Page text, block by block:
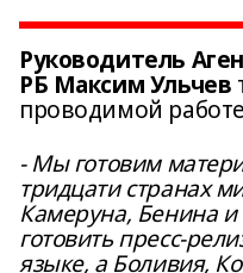
Руководитель
РБ Максим Ульчев
проводимой
- Мы готовим
тридцати странах
Камеруна, Бенина
готовить пресс-
языке, а Боливия,